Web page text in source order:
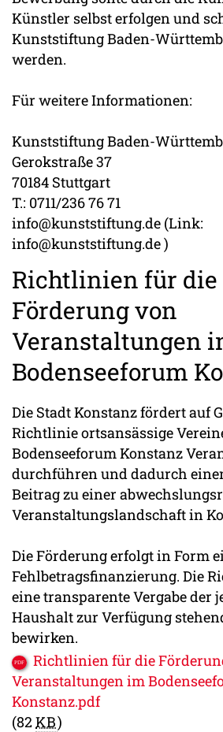
Künstler selbst erfolgen und
Kunststiftung Baden-
werden.
Für weitere Informationen:
Kunststiftung Baden-
Gerokstraße 37
70184 Stuttgart
T.: 0711/236 76 71
info@kunststiftung.de (Link:
info@kunststiftung.de )
Richtlinien für die
Förderung von
Veranstaltungen
Bodenseeforum
Die Stadt Konstanz fördert auf
Richtlinie ortsansässige
Bodenseeforum Konstanz
durchführen und dadurch
Beitrag zu einer
Veranstaltungslandschaft in
Die Förderung erfolgt in Form
Fehlbetragsfinanzierung. Die
eine transparente Vergabe der
Haushalt zur Verfügung
bewirken.
Richtlinien für die
Veranstaltungen im
Konstanz.pdf
(82KB)